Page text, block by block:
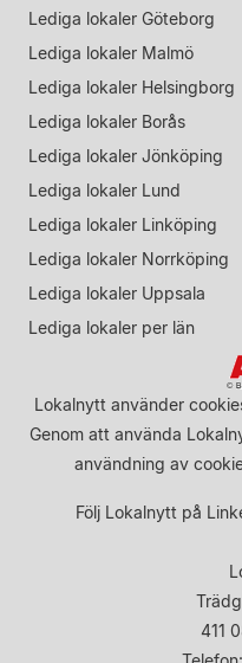
Lediga lokaler Göteborg
Lediga lokaler Malmö
Lediga lokaler Helsingborg
Lediga lokaler Borås
Lediga lokaler Jönköping
Lediga lokaler Lund
Lediga lokaler Linköping
Lediga lokaler Norrköping
Lediga lokaler Uppsala
Lediga lokaler per län
Lokalnytt använder
Genom att använda
användning av
Följ Lokalnytt på
411